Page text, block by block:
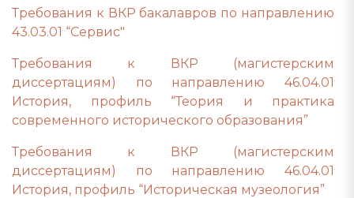
Требования к ВКР бакалавров по направлению
43.03.01 “Сервис"
Требования к ВКР (магистерским
диссертациям) по направлению 46.04.01
История, профиль “Теория и практика
современного исторического образования”
Требования к ВКР (магистерским
диссертациям) по направлению 46.04.01
История, профиль “Историческая музеология”